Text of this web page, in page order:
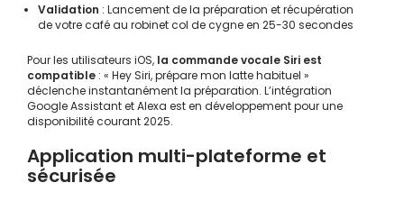
Validation : Lancement de la préparation et récupération
de votre café au robinet col de cygne en 25-30 secondes
Pour les utilisateurs iOS, la commande vocale Siri est
compatible : « Hey Siri, prépare mon latte habituel »
déclenche instantanément la préparation. L’intégration
Google Assistant et Alexa est en développement pour une
disponibilité courant 2025.
Application multi-plateforme et
sécurisée